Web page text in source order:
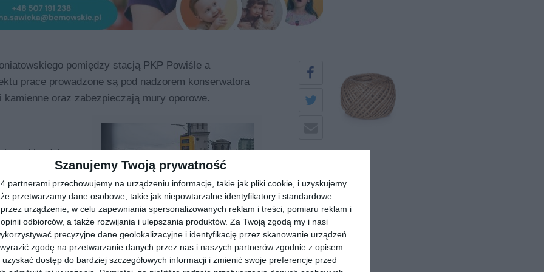
Szanujemy Twoją prywatność
partnerami przechowujemy na urządzeniu informacje, takie jak pliki cookie, i uzyskujemy
przetwarzamy dane osobowe, takie jak niepowtarzalne identyfikatory i standardowe
przez urządzenie, w celu zapewniania spersonalizowanych reklam i treści, pomiaru reklam i
odbiorców, a także rozwijania i ulepszania produktów. Za Twoją zgodą my i nasi
precyzyjne dane geolokalizacyjne i identyfikację przez skanowanie urządzeń.
zgodę na przetwarzanie danych przez nas i naszych partnerów zgodnie z opisem
dostęp do bardziej szczegółowych informacji i zmienić swoje preferencje przed
pomiędzy stacją PKP Powiśle a
prace prowadzone są pod nadzorem konserwatora
oraz zabezpieczają mury oporowe.
Most Poniatowskiego z
odcinkowym pomiarem
prędkości. Pierwszy taki system
w Polsce
nad jezdnią
się
przy
Ruch